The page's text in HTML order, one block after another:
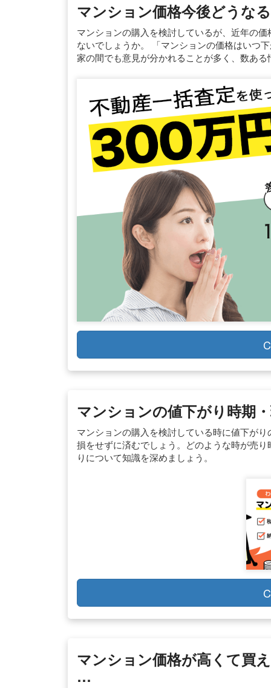
マンション価格今後どうな
マンションの購入を検討しているが、近年の
ないでしょうか。 「マンションの価格はいつ
家の間でも意見が分かれることが多く、数ある
マンションの値下がり時期
マンションの購入を検討している時に値下が
損をせずに済むでしょう。どのような時が売
りについて知識を深めましょう。
マンション価格が高くて買
…